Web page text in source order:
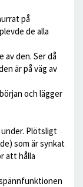
på
de alla
av den. Ser då
är på väg av
och lägger
Plötsligt
som är synkat
att hålla